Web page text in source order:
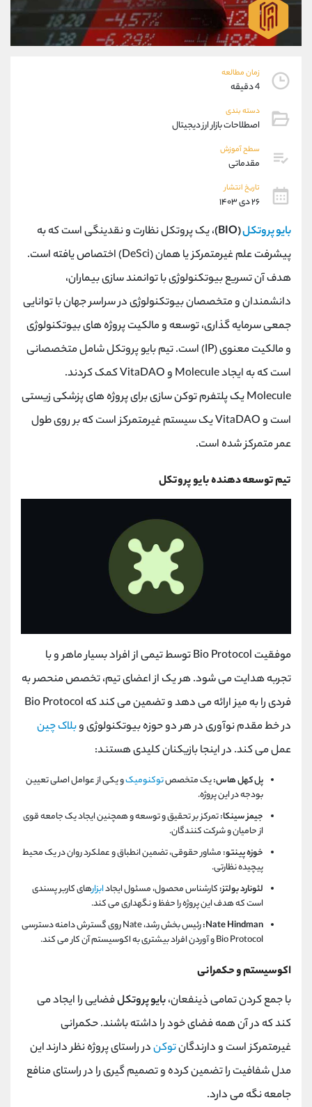
زمان مطالعه
4 دقیقه
دسته بندی
اصطلاحات بازار ارز دیجیتال
سطح آموزش
مقدماتی
تاریخ انتشار
۲۶ دی ۱۴۰۳
بایو پروتکل(BIO)
، یک پروتکل نظارت و نقدینگی است که به
پیشرفت علم غیرمتمرکز یا همان (DeSci) اختصاص یافته است.
هدف آن تسریع بیوتکنولوژی با توانمند سازی بیماران،
دانشمندان و متخصصان بیوتکنولوژی در سراسر جهان با توانایی
جمعی سرمایه گذاری، توسعه و مالکیت پروژه های بیوتکنولوژی
و مالکیت معنوی (IP) است. تیم بایو پروتکل شامل متخصصانی
است که به ایجاد Molecule و VitaDAO کمک کردند.
Molecule یک پلتفرم توکن سازی برای پروژه های پزشکی زیستی
است و VitaDAO یک سیستم غیرمتمرکز است که بر روی طول
عمر متمرکز شده است.
تیم توسعه دهنده بایو پروتکل
موفقیت Bio Protocol توسط تیمی از افراد بسیار ماهر و با
تجربه هدایت می شود. هر یک از اعضای تیم، تخصص منحصر به
فردی را به میز ارائه می دهد و تضمین می کند که Bio Protocol
در خط مقدم نوآوری در هر دو حوزه بیوتکنولوژی وبلاک چین
عمل می کند. در اینجا بازیکنان کلیدی هستند:
پل کهل هاس:یک متخصصتوکنومیکو یکی از عوامل اصلی تعیین
بودجه در این پروژه.
جیمز سینکا:تمرکز بر تحقیق و توسعه و همچنین ایجاد یک جامعه قوی
از حامیان و شرکت کنندگان.
خوزه پینتو:مشاور حقوقی، تضمین انطباق و عملکرد روان در یک محیط
پیچیده نظارتی.
لئونارد بولتز:کارشناس محصول، مسئول ایجادابزارهای کاربر پسندی
است که هدف این پروژه را حفظ و نگهداری می کند.
Nate Hindman:
رئیس بخش رشد، Nate روی گسترش دامنه دسترسی
Bio Protocol و آوردن افراد بیشتری به اکوسیستم آن کار می کند.
اکوسیستم و حکمرانی
با جمع کردن تمامی ذینفعان،بایو پروتکلفضایی را ایجاد می
کند که در آن همه فضای خود را داشته باشند. حکمرانی
غیرمتمرکز است و دارندگانتوکندر راستای پروژه نظر دارند این
مدل شفافیت را تضمین کرده و تصمیم گیری را در راستای منافع
جامعه نگه می دارد.
09101364784
واتساپ شروع گفتگو
تلگرام @Armteam_admin_104
پشتیبان فروش
موبایل
اطلاعات تماس
تلفن 021-22021030
021-22021040
بدون پیش شماره
اینستاگرام @alireza.mehrabii
کانال تلگرام @alirezamehrabi_com
@alirezamehrabi_official